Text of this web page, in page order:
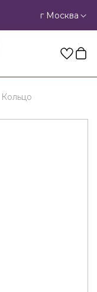
г Москва
Кольцо